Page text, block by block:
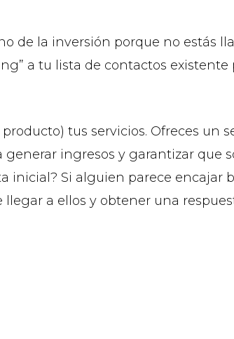
de la inversión porque no estás
a tu lista de contactos existente
tus servicios. Ofreces un
ingresos y garantizar que
inicial? Si alguien parece encajar
a ellos y obtener una